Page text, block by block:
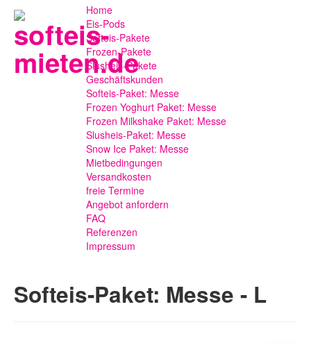
Home
Eis-Pods
Softeis-Pakete
Frozen-Pakete
Slusheis-Pakete
Geschäftskunden
Softeis-Paket: Messe
Frozen Yoghurt Paket: Messe
Frozen Milkshake Paket: Messe
Slusheis-Paket: Messe
Snow Ice Paket: Messe
Mietbedingungen
Versandkosten
freie Termine
Angebot anfordern
FAQ
Referenzen
Impressum
Softeis-Paket: Messe - L